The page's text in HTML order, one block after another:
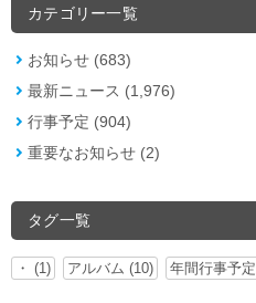
カテゴリー一覧
お知らせ (683)
最新ニュース (1,976)
行事予定 (904)
重要なお知らせ (2)
タグ一覧
・ (1) アルバム (10) 年間行事予